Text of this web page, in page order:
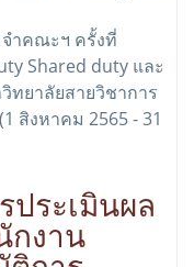
ำคณะฯ ครั้งที่
Shared duty และ
ทยาลัยสายวิชาการ
สิงหาคม 2565 - 31
ระเมินผล
กงาน